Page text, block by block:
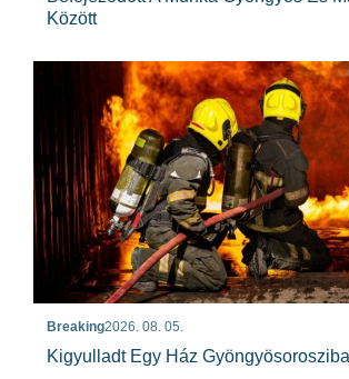
Között
Breaking2026. 08. 05.
Kigyulladt Egy Ház